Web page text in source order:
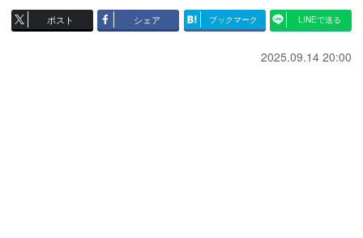
ポスト シェア ブックマーク LINEで送る
2025.09.14 20:00